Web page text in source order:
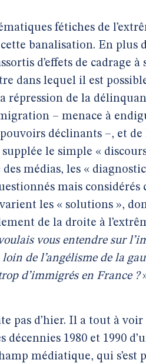
fétiches de
banalisation. En plus
d’effets de cadrage
dans lequel il est
répression de la
– menace à
déclinants –, et
supplée le simple «
médias, les «
mais considérés
les « solutions »,
de la droite à
vous entendre sur
loin de l’angélisme de la
d’immigrés en France ?
pas d’hier. Il a tout à
1980 et 1990
médiatique, qui s’est